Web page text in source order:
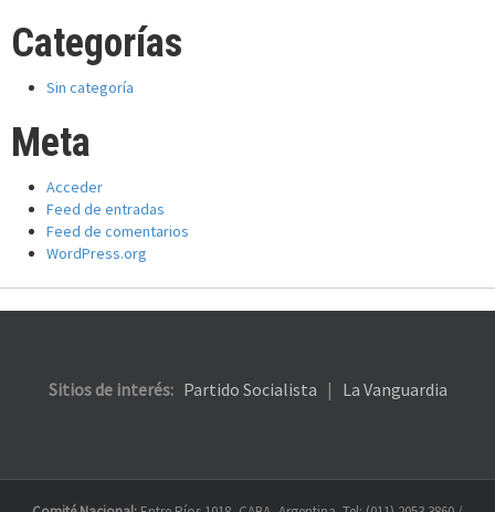
Categorías
Sin categoría
Meta
Acceder
Feed de entradas
Feed de comentarios
WordPress.org
Sitios de interés: Partido Socialista | La Vanguardia